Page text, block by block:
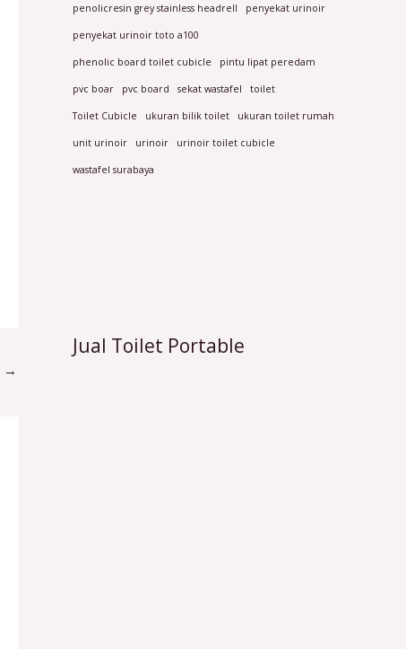
→
penolicresin grey stainless headrell penyekat urinoir
penyekat urinoir toto a100
phenolic board toilet cubicle pintu lipat peredam
pvc boar pvc board sekat wastafel toilet
Toilet Cubicle ukuran bilik toilet ukuran toilet rumah
unit urinoir urinoir urinoir toilet cubicle
wastafel surabaya
Jual Toilet Portable